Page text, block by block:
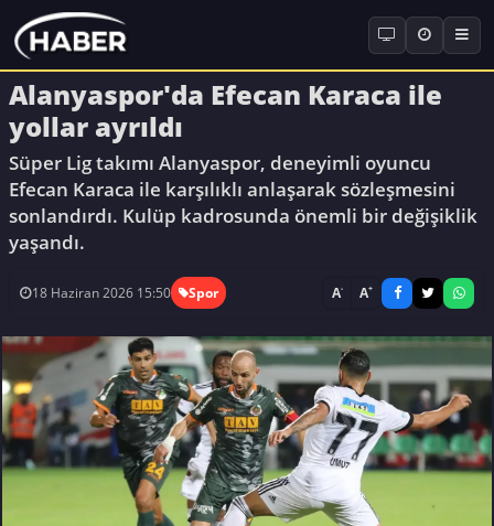
Alanyaspor'da Efecan Karaca ile
yollar ayrıldı
Süper Lig takımı Alanyaspor, deneyimli oyuncu
Efecan Karaca ile karşılıklı anlaşarak sözleşmesini
sonlandırdı. Kulüp kadrosunda önemli bir değişiklik
yaşandı.
18 Haziran 2026 15:50 Spor A- A+